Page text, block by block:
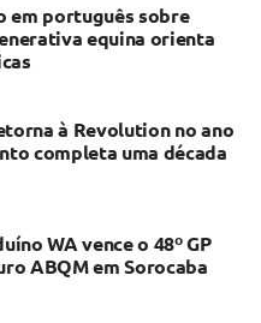
em português sobre
equina orienta
à Revolution no ano
completa uma década
WA vence o 48º GP
ABQM em Sorocaba